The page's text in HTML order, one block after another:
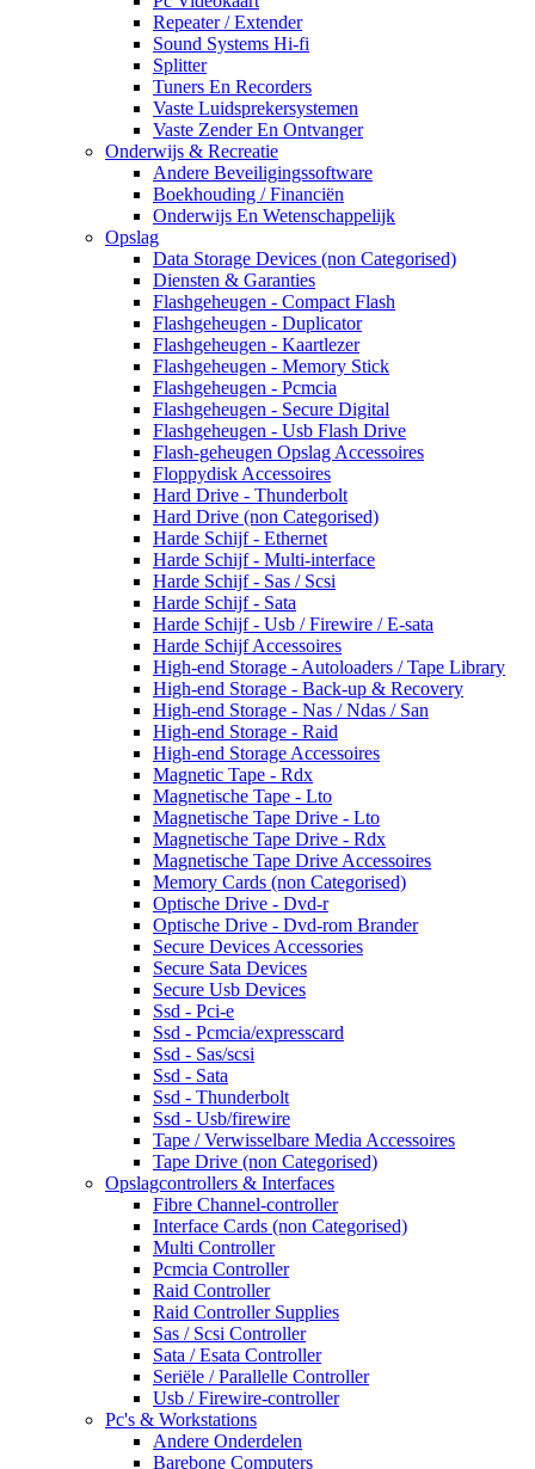
Repeater / Extender
Sound Systems Hi-fi
Splitter
Tuners En Recorders
Vaste Luidsprekersystemen
Vaste Zender En Ontvanger
Onderwijs & Recreatie
Andere Beveiligingssoftware
Boekhouding / Financiën
Onderwijs En Wetenschappelijk
Opslag
Data Storage Devices (non Categorised)
Diensten & Garanties
Flashgeheugen - Compact Flash
Flashgeheugen - Duplicator
Flashgeheugen - Kaartlezer
Flashgeheugen - Memory Stick
Flashgeheugen - Pcmcia
Flashgeheugen - Secure Digital
Flashgeheugen - Usb Flash Drive
Flash-geheugen Opslag Accessoires
Floppydisk Accessoires
Hard Drive - Thunderbolt
Hard Drive (non Categorised)
Harde Schijf - Ethernet
Harde Schijf - Multi-interface
Harde Schijf - Sas / Scsi
Harde Schijf - Sata
Harde Schijf - Usb / Firewire / E-sata
Harde Schijf Accessoires
High-end Storage - Autoloaders / Tape Library
High-end Storage - Back-up & Recovery
High-end Storage - Nas / Ndas / San
High-end Storage - Raid
High-end Storage Accessoires
Magnetic Tape - Rdx
Magnetische Tape - Lto
Magnetische Tape Drive - Lto
Magnetische Tape Drive - Rdx
Magnetische Tape Drive Accessoires
Memory Cards (non Categorised)
Optische Drive - Dvd-r
Optische Drive - Dvd-rom Brander
Secure Devices Accessories
Secure Sata Devices
Secure Usb Devices
Ssd - Pci-e
Ssd - Pcmcia/expresscard
Ssd - Sas/scsi
Ssd - Sata
Ssd - Thunderbolt
Ssd - Usb/firewire
Tape / Verwisselbare Media Accessoires
Tape Drive (non Categorised)
Opslagcontrollers & Interfaces
Fibre Channel-controller
Interface Cards (non Categorised)
Multi Controller
Pcmcia Controller
Raid Controller
Raid Controller Supplies
Sas / Scsi Controller
Sata / Esata Controller
Seriële / Parallelle Controller
Usb / Firewire-controller
Pc's & Workstations
Andere Onderdelen
Barebone Computers